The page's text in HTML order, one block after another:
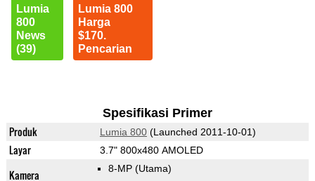
Lumia
800
News
(39)
Lumia 800
Harga
$170.
Pencarian
Spesifikasi Primer
Produk Lumia 800(Launched 2011-10-01)
Layar 3.7" 800x480 AMOLED
Kamera 8-MP (Utama)